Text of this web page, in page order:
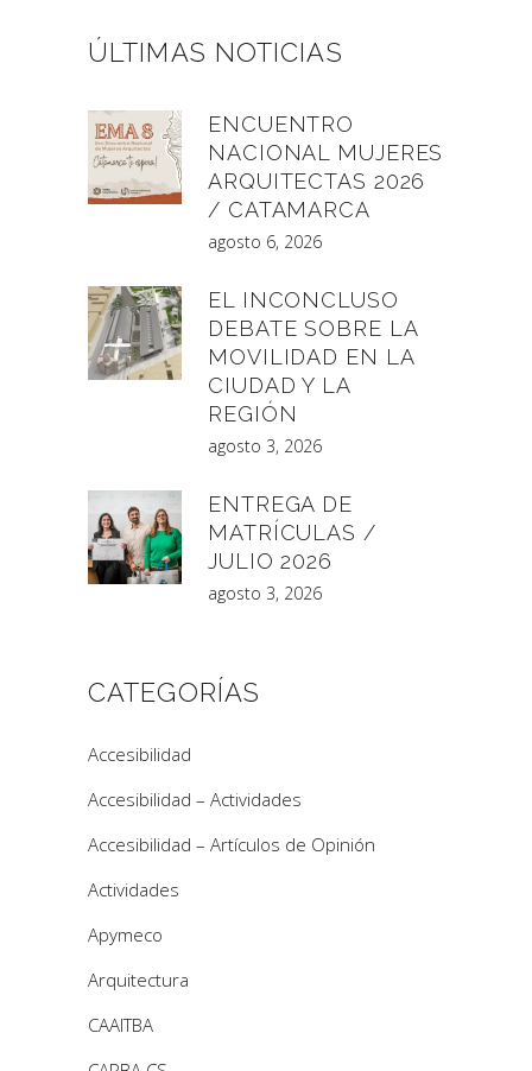
ÚLTIMAS NOTICIAS
ENCUENTRO
NACIONAL MUJERES
ARQUITECTAS 2026
/ CATAMARCA
agosto 6, 2026
EL INCONCLUSO
DEBATE SOBRE LA
MOVILIDAD EN LA
CIUDAD Y LA
REGIÓN
agosto 3, 2026
ENTREGA DE
MATRÍCULAS /
JULIO 2026
agosto 3, 2026
CATEGORÍAS
Accesibilidad
Accesibilidad – Actividades
Accesibilidad – Artículos de Opinión
Actividades
Apymeco
Arquitectura
CAAITBA